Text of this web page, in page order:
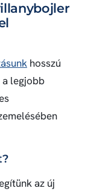
hosszú
legjobb
az új